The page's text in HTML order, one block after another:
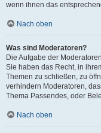
wenn ihnen das
Nach oben
Was sind Moderatoren?
Die Aufgabe der
Sie haben das Recht, in
Themen zu schließen, zu
verhindern Moderatoren,
Thema Passendes, oder
Nach oben